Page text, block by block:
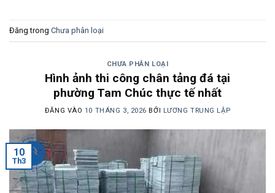
Đăng trong Chưa phân loại
CHƯA PHÂN LOẠI
Hình ảnh thi công chân tảng đá tại
phường Tam Chúc thực tế nhất
ĐĂNG VÀO 10 THÁNG 3, 2026 BỞI LƯƠNG TRUNG LẬP
10
Th3